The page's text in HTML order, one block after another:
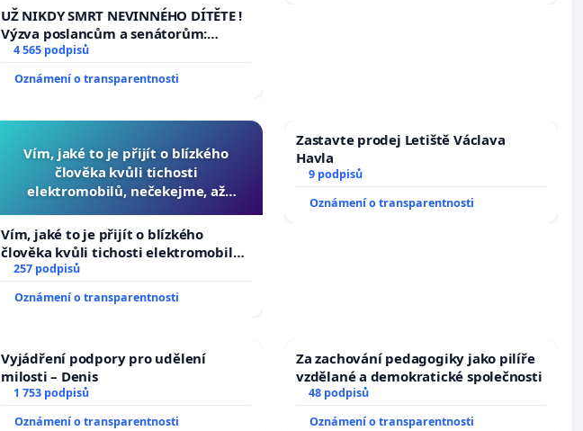
opakovat!
UŽ NIKDY SMRT NEVINNÉHO DÍTĚTE !
Výzva poslancům a senátorům:
Změňte urychleně zákon, aby se
tragédie malé Viktorky už nemohla
opakovat!
4 565 podpisů
Oznámení o transparentnosti
Vím, jaké to je přijít o blízkého
člověka kvůli tichosti
elektromobilů, nečekejme, až
auta!
Vím, jaké to je přijít o blízkého
člověka kvůli tichosti elektromobilů,
nečekejme, až přibydou další,
zaveďme slyšitelná auta!
257 podpisů
Oznámení o transparentnosti
Zastavte prodej Letiště Václava
Havla
9 podpisů
Oznámení o transparentnosti
Vyjádření podpory pro udělení
milosti – Denis
1 753 podpisů
Oznámení o transparentnosti
Za zachování pedagogiky jako pilíře
vzdělané a demokratické společnosti
48 podpisů
Oznámení o transparentnosti